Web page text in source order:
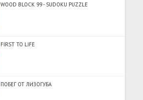
WOOD BLOCK 99 - SUDOKU PUZZLE
FIRST TO LIFE
ПОБЕГ ОТ ЛИЗОГУБА